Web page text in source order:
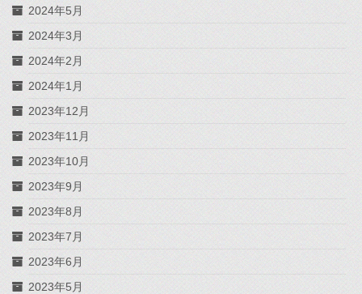
2024年5月
2024年3月
2024年2月
2024年1月
2023年12月
2023年11月
2023年10月
2023年9月
2023年8月
2023年7月
2023年6月
2023年5月